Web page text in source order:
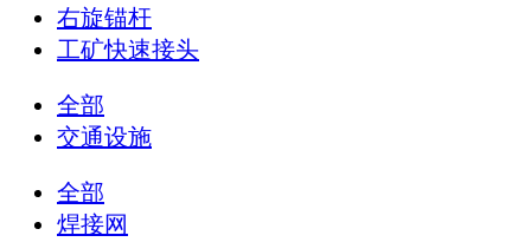
右旋锚杆
工矿快速接头
全部
交通设施
全部
焊接网